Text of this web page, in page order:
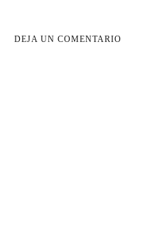
DEJA UN COMENTARIO